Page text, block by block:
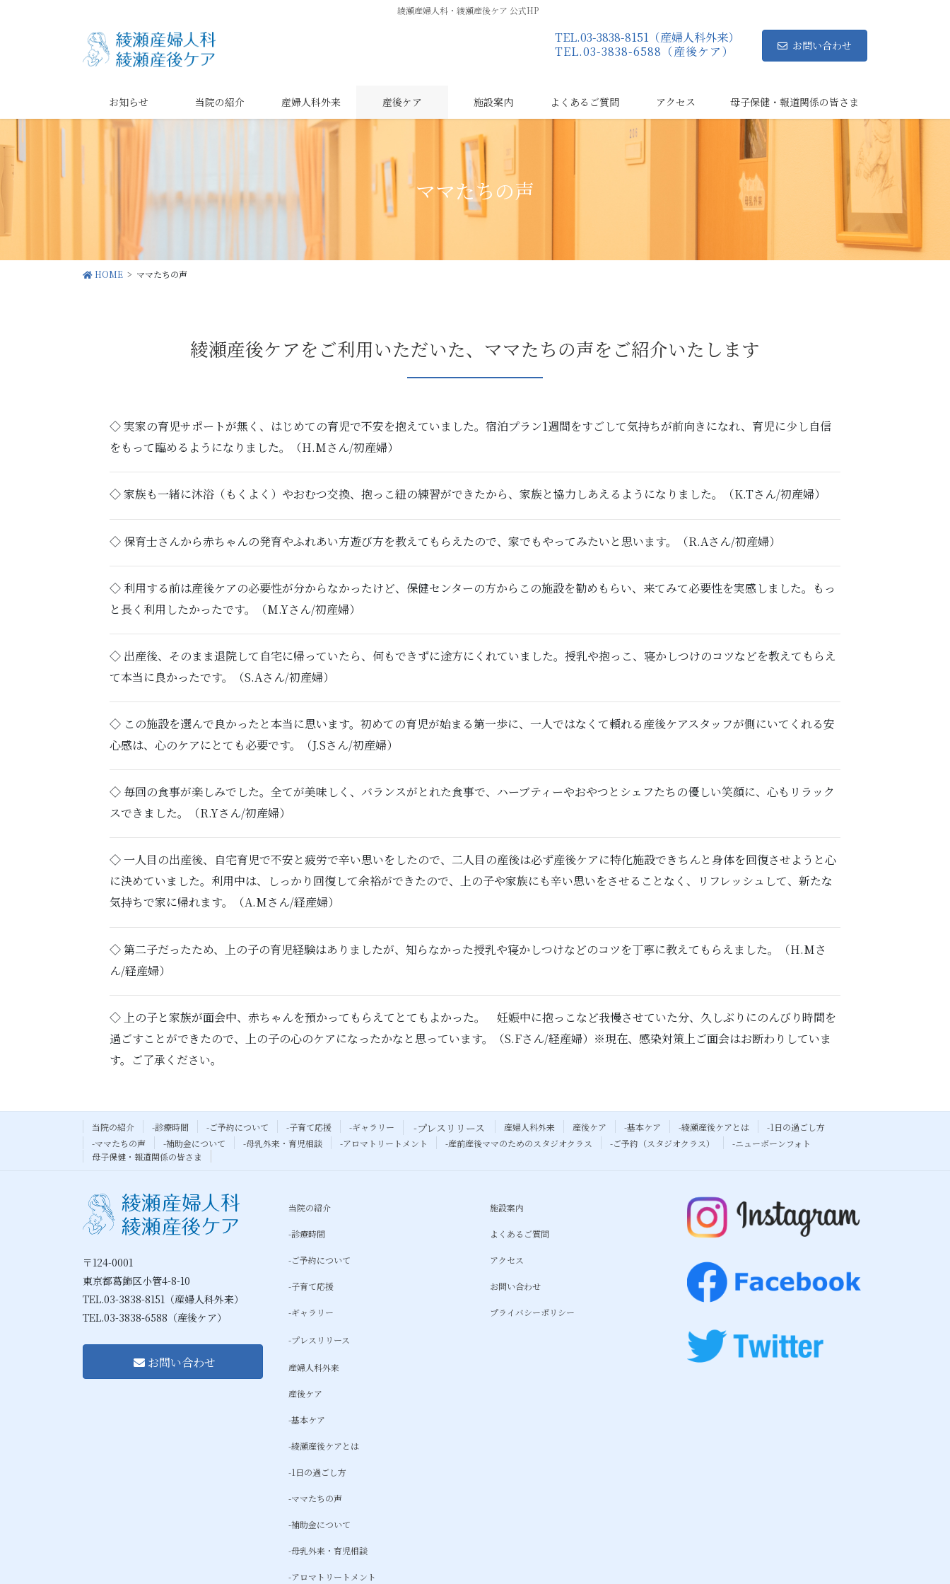
移
綾瀬産婦人科・綾瀬産後ケア 公式HP
TEL.03-3838-8151（産婦人科外来）
TEL.03-3838-6588（産後ケア）
お問い合わせ
お知らせ 当院の紹介 産婦人科外来 産後ケア 施設案内 よくあるご質問 アクセス 母子保健・報道関係の皆さま
ママたちの声
HOME ママたちの声
綾瀬産後ケアをご利用いただいた、ママたちの声をご紹介いたします
◇ 実家の育児サポートが無く、はじめての育児で不安を抱えていました。宿泊プラン1週間をすごして気持ちが前向きになれ、育児に少し自信
をもって臨めるようになりました。（H.Mさん/初産婦）
◇ 家族も一緒に沐浴（もくよく）やおむつ交換、抱っこ紐の練習ができたから、家族と協力しあえるようになりました。（K.Tさん/初産婦）
◇ 保育士さんから赤ちゃんの発育やふれあい方遊び方を教えてもらえたので、家でもやってみたいと思います。（R.Aさん/初産婦）
◇ 利用する前は産後ケアの必要性が分からなかったけど、保健センターの方からこの施設を勧めもらい、来てみて必要性を実感しました。もっ
と長く利用したかったです。（M.Yさん/初産婦）
◇ 出産後、そのまま退院して自宅に帰っていたら、何もできずに途方にくれていました。授乳や抱っこ、寝かしつけのコツなどを教えてもらえ
て本当に良かったです。（S.Aさん/初産婦）
◇ この施設を選んで良かったと本当に思います。初めての育児が始まる第一歩に、一人ではなくて頼れる産後ケアスタッフが側にいてくれる安
心感は、心のケアにとても必要です。（J.Sさん/初産婦）
◇ 毎回の食事が楽しみでした。全てが美味しく、バランスがとれた食事で、ハーブティーやおやつとシェフたちの優しい笑顔に、心もリラック
スできました。（R.Yさん/初産婦）
◇ 一人目の出産後、自宅育児で不安と疲労で辛い思いをしたので、二人目の産後は必ず産後ケアに特化施設できちんと身体を回復させようと心
に決めていました。利用中は、しっかり回復して余裕ができたので、上の子や家族にも辛い思いをさせることなく、リフレッシュして、新たな
気持ちで家に帰れます。（A.Mさん/経産婦）
◇ 第二子だったため、上の子の育児経験はありましたが、知らなかった授乳や寝かしつけなどのコツを丁寧に教えてもらえました。（H.Mさ
ん/経産婦）
◇ 上の子と家族が面会中、赤ちゃんを預かってもらえてとてもよかった。 妊娠中に抱っこなど我慢させていた分、久しぶりにのんびり時間を
過ごすことができたので、上の子の心のケアになったかなと思っています。（S.Fさん/経産婦）※現在、感染対策上ご面会はお断わりしていま
す。ご了承ください。
当院の紹介 -診療時間 -ご予約について -子育て応援 -ギャラリー -プレスリリース 産婦人科外来 産後ケア -基本ケア -綾瀬産後ケアとは
-1日の過ごし方
-ママたちの声
-補助金について -母乳外来・育児相談 -アロマトリートメント -産前産後ママのためのスタジオクラス -ご予約（スタジオクラス）
-ニューボーンフォト
母子保健・報道関係の皆さま
〒124-0001
東京都葛飾区小管4-8-10
TEL.03-3838-8151（産婦人科外来）
TEL.03-3838-6588（産後ケア）
お問い合わせ
当院の紹介
-診療時間
-ご予約について
-子育て応援
-ギャラリー
-プレスリリース
産婦人科外来
産後ケア
-基本ケア
-綾瀬産後ケアとは
-1日の過ごし方
-ママたちの声
-補助金について
-母乳外来・育児相談
-アロマトリートメント
施設案内
よくあるご質問
アクセス
お問い合わせ
プライバシーポリシー